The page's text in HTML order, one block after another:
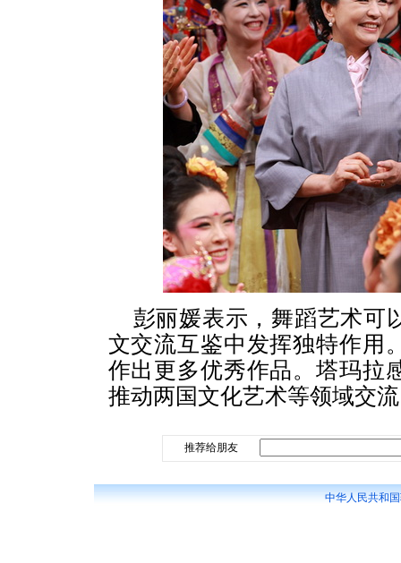
彭丽媛表示，舞蹈艺术可
文交流互鉴中发挥独特作用
作出更多优秀作品。塔玛拉
推动两国文化艺术等领域交
推荐给朋友
中华人民共和